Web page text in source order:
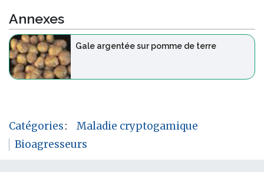
Annexes
Gale argentée sur pomme de terre
Catégories:
Maladie cryptogamique
Bioagresseurs